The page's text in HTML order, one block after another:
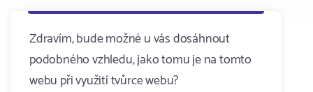
Zdravím, bude možné u vás dosáhnout
podobného vzhledu, jako tomu je na tomto
webu při využití tvůrce webu?